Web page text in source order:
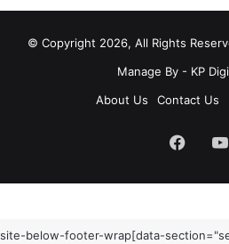
© Copyright 2026, All Rights
Manage By - KP
About Us
Contact Us
site-below-footer-wrap[data-